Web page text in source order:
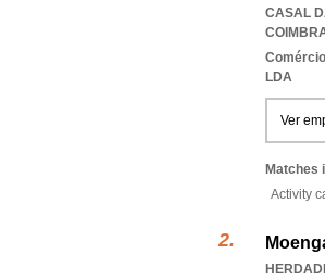
CASAL
LDA
Ver
Matches
Activity